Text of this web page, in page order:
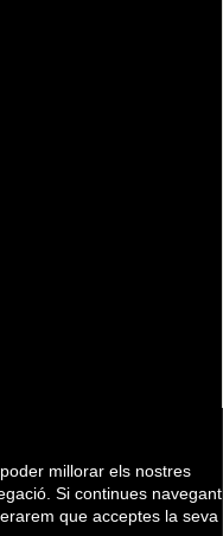
millorar els nostres
Si continues navegant
que acceptes la seva